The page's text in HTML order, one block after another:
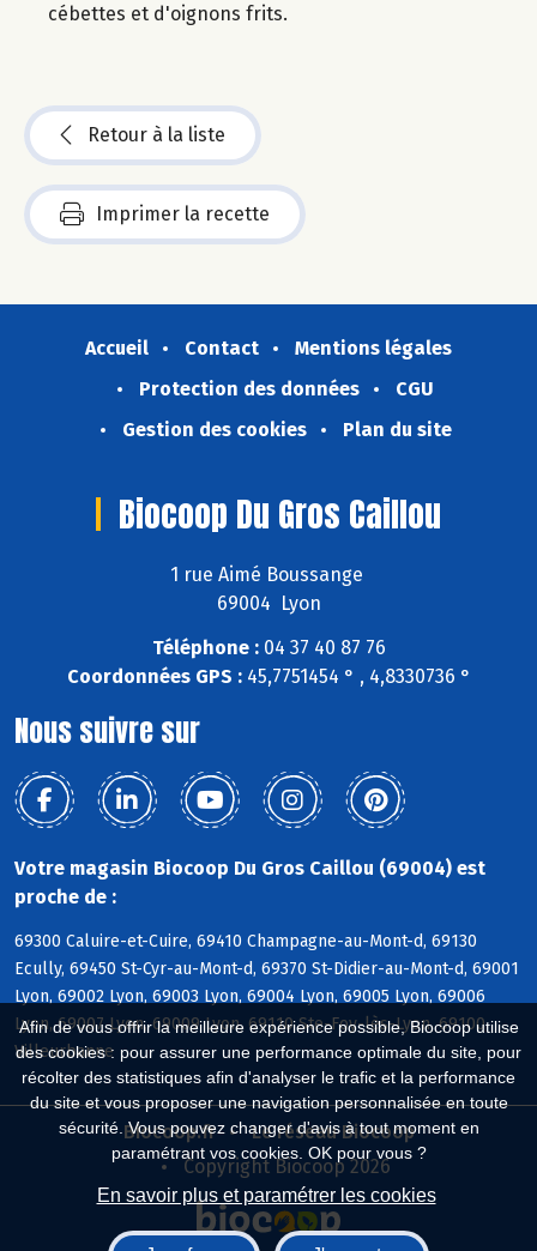
Afin de vous offrir la meilleure expérience possible, Biocoop utilise
des cookies : pour assurer une performance optimale du site, pour
récolter des statistiques afin d'analyser le trafic et la performance
du site et vous proposer une navigation personnalisée en toute
sécurité. Vous pouvez changer d'avis à tout moment en
paramétrant vos cookies. OK pour vous ?
En savoir plus et paramétrer les cookies
cébettes et d'oignons frits.
Retour à la liste
Imprimer la recette
Accueil Contact
Mentions légales
Protection des données
CGU
Gestion des cookies
Plan du site
Biocoop Du Gros Caillou
1 rue Aimé Boussange
69004 Lyon
Téléphone :04 37 40 87 76
Coordonnées GPS :45,7751454 ° , 4,8330736 °
Nous suivre sur
Votre magasin Biocoop Du Gros Caillou (69004) est
proche de :
69300 Caluire-et-Cuire, 69410 Champagne-au-Mont-d, 69130
Ecully, 69450 St-Cyr-au-Mont-d, 69370 St-Didier-au-Mont-d, 69001
Lyon, 69002 Lyon, 69003 Lyon, 69004 Lyon, 69005 Lyon, 69006
Lyon, 69007 Lyon, 69009 Lyon, 69110 Ste-Foy-lès-Lyon, 69100
Villeurbanne
Biocoop.fr
Le réseau Biocoop
Copyright Biocoop 2026